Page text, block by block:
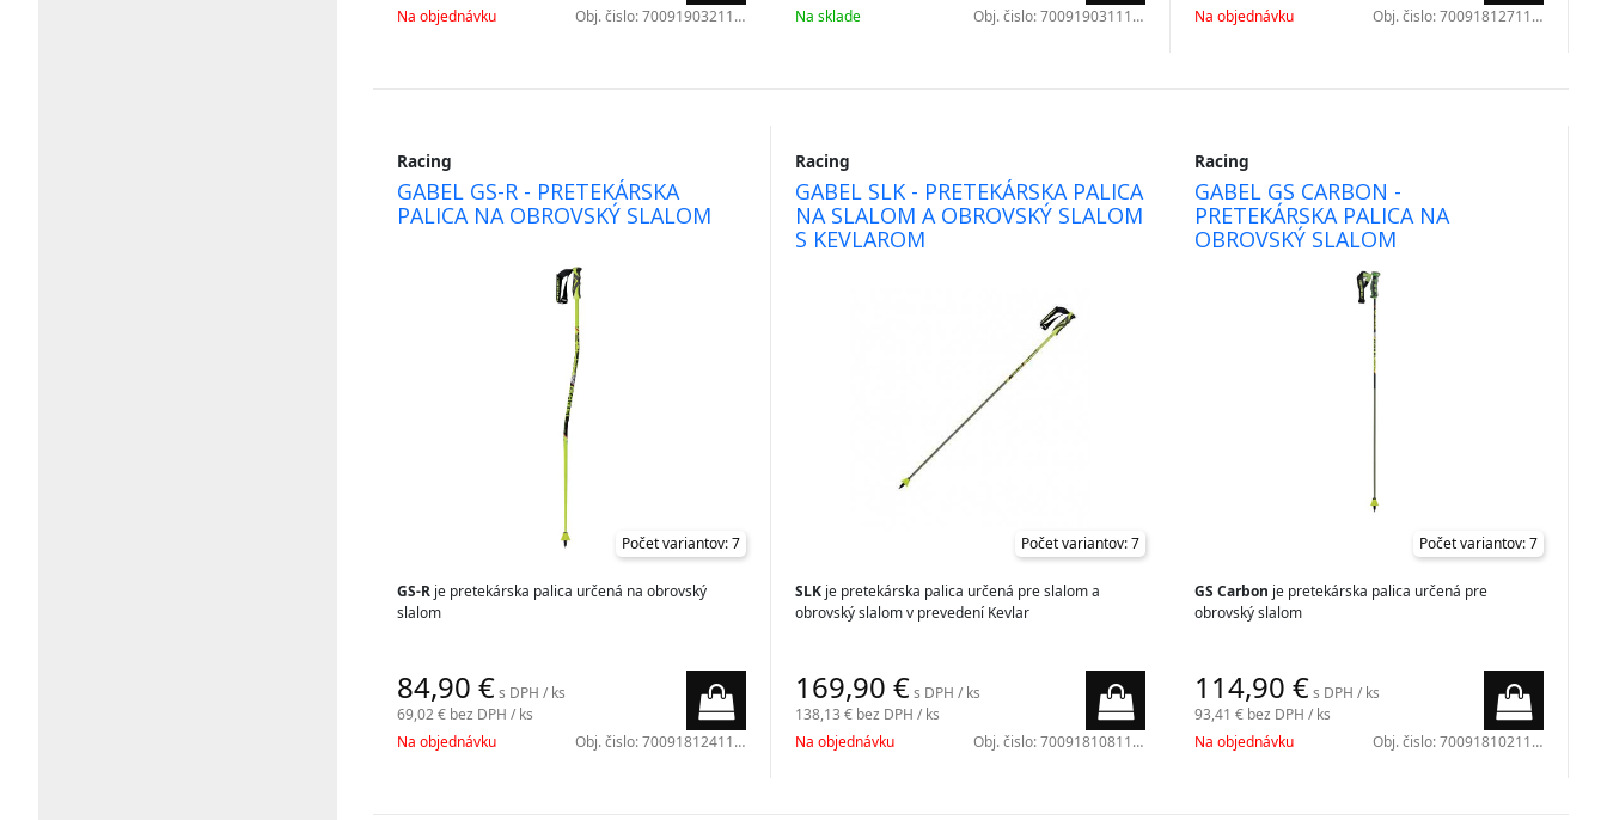
Na objednávku
Obj. čislo:7009190321150
Na sklade
Obj. čislo:7009190311150
Na objednávku
Obj. čislo:7009181271100
Racing
GABEL GS-R - PRETEKÁRSKA
PALICA NA OBROVSKÝ SLALOM
Počet variantov: 7
GS-R je pretekárska palica určená na obrovský
slalom
84,90 €s DPH / ks
69,02 € bez DPH / ks
Na objednávku
Obj. čislo:7009181241100
Racing
GABEL SLK - PRETEKÁRSKA PALICA
NA SLALOM A OBROVSKÝ SLALOM
S KEVLAROM
Počet variantov: 7
SLK je pretekárska palica určená pre slalom a
obrovský slalom v prevedení Kevlar
169,90 €s DPH / ks
138,13 € bez DPH / ks
Na objednávku
Obj. čislo:7009181081100
Racing
GABEL GS CARBON -
PRETEKÁRSKA PALICA NA
OBROVSKÝ SLALOM
Počet variantov: 7
GS Carbon je pretekárska palica určená pre
obrovský slalom
114,90 € s DPH / ks
93,41 € bez DPH / ks
Na objednávku
Obj. čislo:7009181021100